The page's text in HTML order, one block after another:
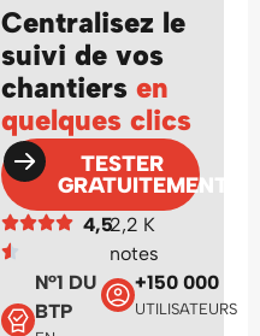
Centralisez le
suivi de vos
chantiersen
quelques clics
TESTER
GRATUITEMENT
4,52,2 K
notes
N°1 DU
BTP
+150 000
UTILISATEURS